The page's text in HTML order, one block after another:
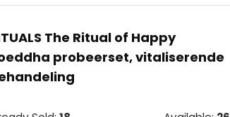
The Ritual of Happy
probeerset, vitaliserende